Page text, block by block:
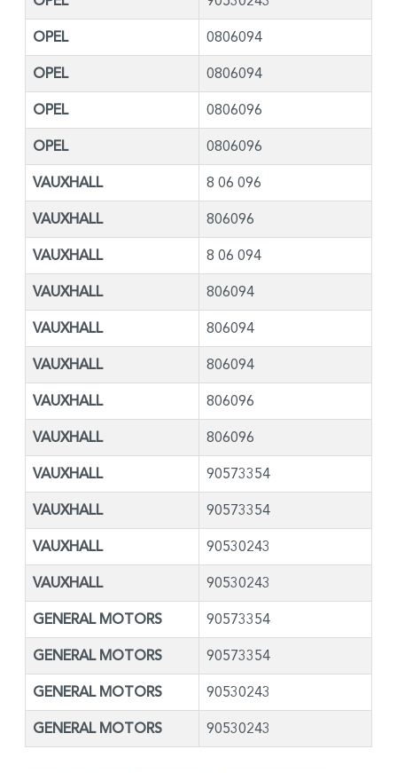
OPEL 0806094
OPEL 0806094
OPEL 0806096
OPEL 0806096
VAUXHALL 8 06 096
VAUXHALL 806096
VAUXHALL 8 06 094
VAUXHALL 806094
VAUXHALL 806094
VAUXHALL 806094
VAUXHALL 806096
VAUXHALL 806096
VAUXHALL 90573354
VAUXHALL 90573354
VAUXHALL 90530243
VAUXHALL 90530243
GENERAL MOTORS 90573354
GENERAL MOTORS 90573354
GENERAL MOTORS 90530243
GENERAL MOTORS 90530243